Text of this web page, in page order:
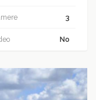
3
No